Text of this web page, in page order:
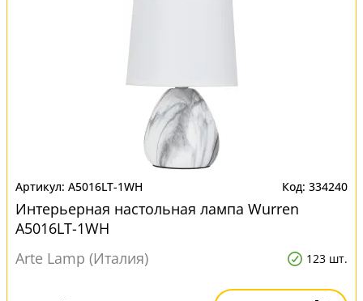
A5016LT-1WH 334240
Интерьерная настольная лампа Wurren
A5016LT-1WH
Arte Lamp (Италия)
123 шт.